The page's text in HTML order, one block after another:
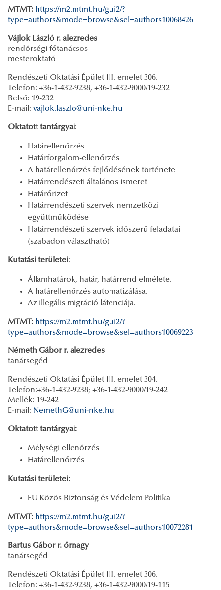
MTMT: https://m2.mtmt.hu/gui2/?
type=authors&mode=browse&sel=authors10068426
Vájlok László r. alezredes
rendőrségi főtanácsos
mesteroktató
Rendészeti Oktatási Épület III. emelet 306.
Telefon: +36-1-432-9238, +36-1-432-9000/19-232
Belső: 19-232
E-mail: vajlok.laszlo@uni-nke.hu
Oktatott tantárgyai:
Határellenőrzés
Határforgalom-ellenőrzés
A határellenőrzés fejlődésének története
Határrendészeti általános ismeret
Határőrizet
Határrendészeti szervek nemzetközi
együttműködése
Határrendészeti szervek időszerű feladatai
(szabadon választható)
Kutatási területei:
Államhatárok, határ, határrend elmélete.
A határellenőrzés automatizálása.
Az illegális migráció látenciája.
MTMT: https://m2.mtmt.hu/gui2/?
type=authors&mode=browse&sel=authors10069223
Németh Gábor r. alezredes
tanársegéd
Rendészeti Oktatási Épület III. emelet 304.
Telefon:+36-1-432-9238; +36-1-432-9000/19-242
Mellék: 19-242
E-mail: NemethG@uni-nke.hu
Oktatott tantárgyai:
Mélységi ellenőrzés
Határellenőrzés
Kutatási területei:
EU Közös Biztonság és Védelem Politika
MTMT: https://m2.mtmt.hu/gui2/?
type=authors&mode=browse&sel=authors10072281
Bartus Gábor r. őrnagy
tanársegéd
Rendészeti Oktatási Épület III. emelet 306.
Telefon: +36-1-432-9238, +36-1-432-9000/19-115